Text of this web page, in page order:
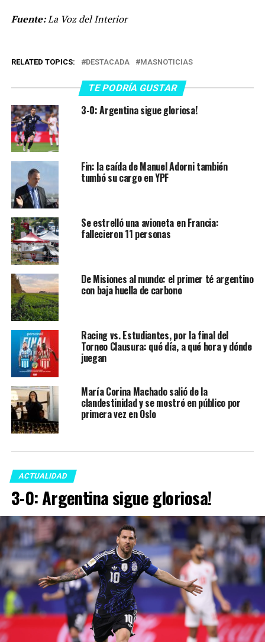
Fuente:La Voz del Interior
RELATED TOPICS: DESTACADA MASNOTICIAS
TE PODRÍA GUSTAR
3-0: Argentina sigue gloriosa!
Fin: la caída de Manuel Adorni también
tumbó su cargo en YPF
Se estrelló una avioneta en Francia:
fallecieron 11 personas
De Misiones al mundo: el primer té argentino
con baja huella de carbono
Racing vs. Estudiantes, por la final del
Torneo Clausura: qué día, a qué hora y dónde
juegan
María Corina Machado salió de la
clandestinidad y se mostró en público por
primera vez en Oslo
ACTUALIDAD
3-0: Argentina sigue gloriosa!